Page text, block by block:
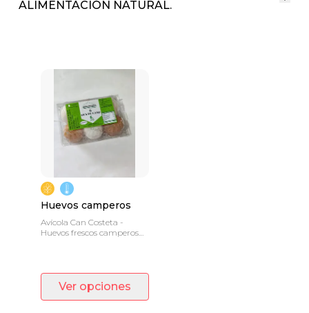
ALIMENTACIÓN NATURAL.
Huevos camperos
Avícola Can Costeta -
Huevos frescos camperos
Ver opciones